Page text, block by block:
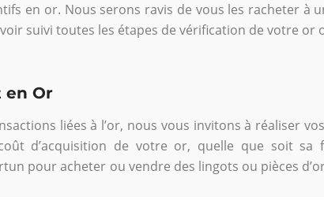
en or. Nous serons ravis de vous les racheter à
suivi toutes les étapes de vérification de votre or
en Or
liées à l’or, nous vous invitons à réaliser
d’acquisition de votre or, quelle que soit sa
pour acheter ou vendre des lingots ou pièces